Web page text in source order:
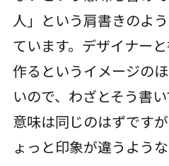
人」という肩書きのよ
ています。デザイナー
作るというイメージの
いので、わざとそう書
意味は同じのはずです
ょっと印象が違うよう